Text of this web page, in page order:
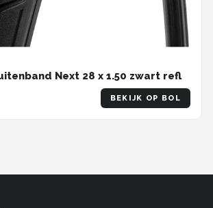
Next 28 x 1.50 zwart refl
BEKIJK OP BOL